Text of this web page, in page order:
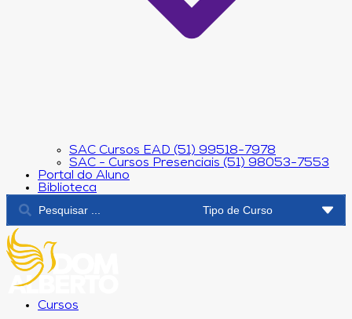
SAC Cursos EAD (51) 99518-7978
SAC - Cursos Presenciais (51) 98053-7553
Portal do Aluno
Biblioteca
Cursos